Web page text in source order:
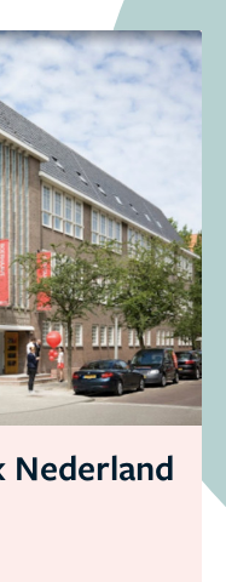
Nederland